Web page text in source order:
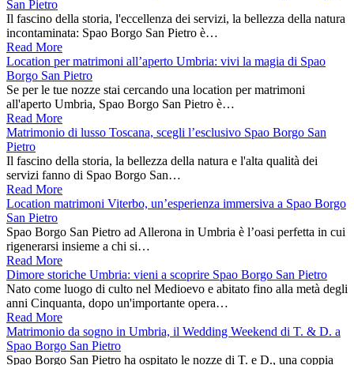
San Pietro
Il fascino della storia, l'eccellenza dei servizi, la bellezza della natura
incontaminata: Spao Borgo San Pietro è…
Read More
Location per matrimoni all’aperto Umbria: vivi la magia di Spao
Borgo San Pietro
Se per le tue nozze stai cercando una location per matrimoni
all'aperto Umbria, Spao Borgo San Pietro è…
Read More
Matrimonio di lusso Toscana, scegli l’esclusivo Spao Borgo San
Pietro
Il fascino della storia, la bellezza della natura e l'alta qualità dei
servizi fanno di Spao Borgo San…
Read More
Location matrimoni Viterbo, un’esperienza immersiva a Spao Borgo
San Pietro
Spao Borgo San Pietro ad Allerona in Umbria è l’oasi perfetta in cui
rigenerarsi insieme a chi si…
Read More
Dimore storiche Umbria: vieni a scoprire Spao Borgo San Pietro
Nato come luogo di culto nel Medioevo e abitato fino alla metà degli
anni Cinquanta, dopo un'importante opera…
Read More
Matrimonio da sogno in Umbria, il Wedding Weekend di T. & D. a
Spao Borgo San Pietro
Spao Borgo San Pietro ha ospitato le nozze di T. e D., una coppia